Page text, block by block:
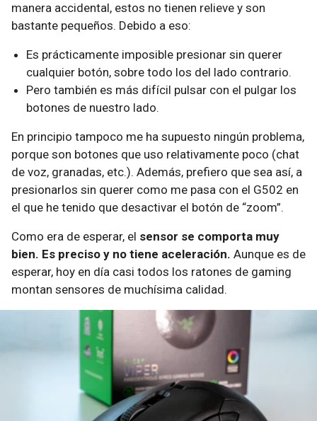
manera accidental, estos no tienen relieve y son
bastante pequeños. Debido a eso:
Es prácticamente imposible presionar sin querer
cualquier botón, sobre todo los del lado contrario.
Pero también es más difícil pulsar con el pulgar los
botones de nuestro lado.
En principio tampoco me ha supuesto ningún problema,
porque son botones que uso relativamente poco (chat
de voz, granadas, etc.). Además, prefiero que sea así, a
presionarlos sin querer como me pasa con el G502 en
el que he tenido que desactivar el botón de “zoom”.
Como era de esperar, el sensor se comporta muy
bien. Es preciso y no tiene aceleración. Aunque es de
esperar, hoy en día casi todos los ratones de gaming
montan sensores de muchísima calidad.